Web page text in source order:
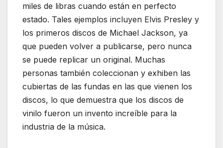
miles de libras cuando están en perfecto
estado. Tales ejemplos incluyen Elvis Presley y
los primeros discos de Michael Jackson, ya
que pueden volver a publicarse, pero nunca
se puede replicar un original. Muchas
personas también coleccionan y exhiben las
cubiertas de las fundas en las que vienen los
discos, lo que demuestra que los discos de
vinilo fueron un invento increíble para la
industria de la música.